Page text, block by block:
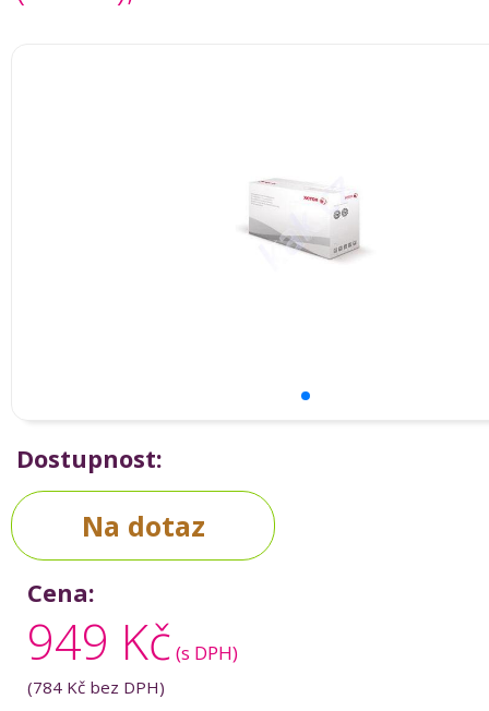
Dostupnost:
Na dotaz
Cena:
949 Kč (s DPH)
(784 Kč bez DPH)